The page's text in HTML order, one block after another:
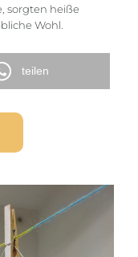
sorgten heiße
Wohl.
teilen